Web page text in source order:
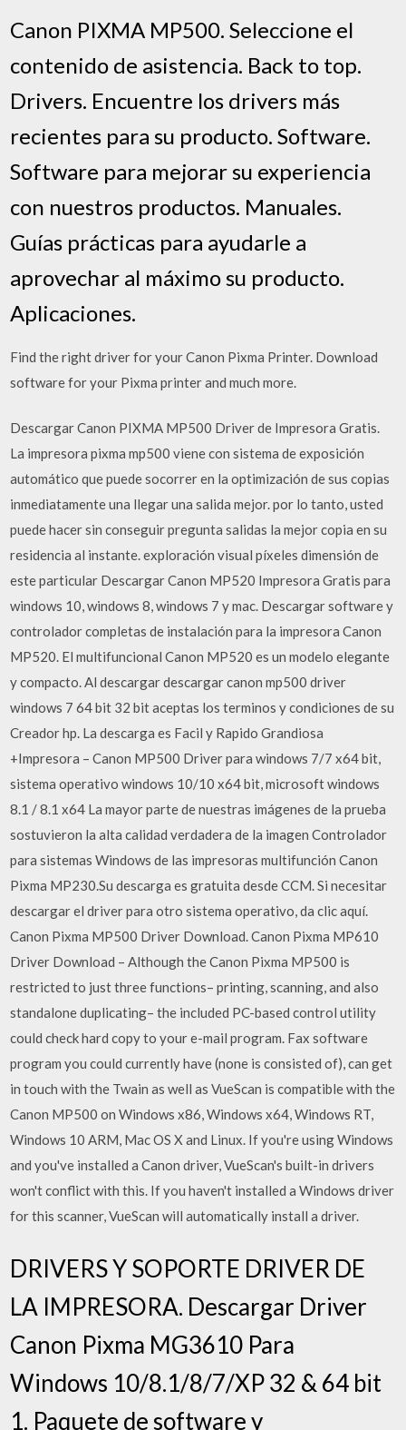
Canon PIXMA MP500. Seleccione el
contenido de asistencia. Back to top.
Drivers. Encuentre los drivers más
recientes para su producto. Software.
Software para mejorar su experiencia
con nuestros productos. Manuales.
Guías prácticas para ayudarle a
aprovechar al máximo su producto.
Aplicaciones.
Find the right driver for your Canon Pixma Printer. Download
software for your Pixma printer and much more.
Descargar Canon PIXMA MP500 Driver de Impresora Gratis.
La impresora pixma mp500 viene con sistema de exposición
automático que puede socorrer en la optimización de sus copias
inmediatamente una llegar una salida mejor. por lo tanto, usted
puede hacer sin conseguir pregunta salidas la mejor copia en su
residencia al instante. exploración visual píxeles dimensión de
este particular Descargar Canon MP520 Impresora Gratis para
windows 10, windows 8, windows 7 y mac. Descargar software y
controlador completas de instalación para la impresora Canon
MP520. El multifuncional Canon MP520 es un modelo elegante
y compacto. Al descargar descargar canon mp500 driver
windows 7 64 bit 32 bit aceptas los terminos y condiciones de su
Creador hp. La descarga es Facil y Rapido Grandiosa
+Impresora – Canon MP500 Driver para windows 7/7 x64 bit,
sistema operativo windows 10/10 x64 bit, microsoft windows
8.1 / 8.1 x64 La mayor parte de nuestras imágenes de la prueba
sostuvieron la alta calidad verdadera de la imagen Controlador
para sistemas Windows de las impresoras multifunción Canon
Pixma MP230.Su descarga es gratuita desde CCM. Si necesitar
descargar el driver para otro sistema operativo, da clic aquí.
Canon Pixma MP500 Driver Download. Canon Pixma MP610
Driver Download – Although the Canon Pixma MP500 is
restricted to just three functions– printing, scanning, and also
standalone duplicating– the included PC-based control utility
could check hard copy to your e-mail program. Fax software
program you could currently have (none is consisted of), can get
in touch with the Twain as well as VueScan is compatible with the
Canon MP500 on Windows x86, Windows x64, Windows RT,
Windows 10 ARM, Mac OS X and Linux. If you're using Windows
and you've installed a Canon driver, VueScan's built-in drivers
won't conflict with this. If you haven't installed a Windows driver
for this scanner, VueScan will automatically install a driver.
DRIVERS Y SOPORTE DRIVER DE
LA IMPRESORA. Descargar Driver
Canon Pixma MG3610 Para
Windows 10/8.1/8/7/XP 32 & 64 bit
1. Paquete de software y